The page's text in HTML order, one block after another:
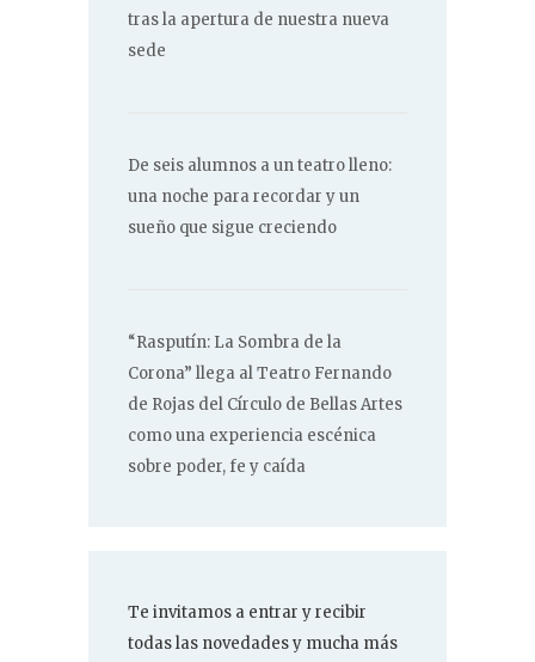
tras la apertura de nuestra nueva
sede
De seis alumnos a un teatro lleno:
una noche para recordar y un
sueño que sigue creciendo
“Rasputín: La Sombra de la
Corona” llega al Teatro Fernando
de Rojas del Círculo de Bellas Artes
como una experiencia escénica
sobre poder, fe y caída
Te invitamos a entrar y recibir
todas las novedades y mucha más